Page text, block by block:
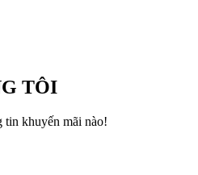
TÔI
khuyến mãi nào!